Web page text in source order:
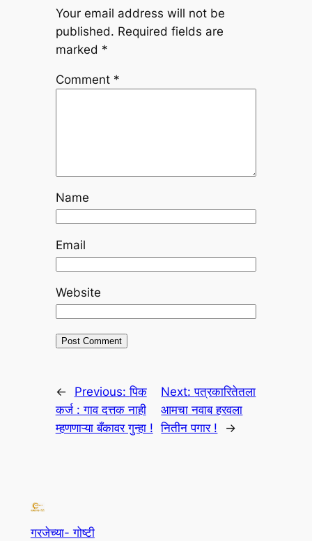
Your email address will not be
published. Required fields are
marked *
Comment *
Name
Email
Website
← Previous:पिक
कर्ज : गाव दत्तक नाही
म्हणणाऱ्या बँकावर गुन्हा !
Next:पत्रकारितेतला
आमचा नवाब हरवला
नितीन पगार !
→
गरजेच्या- गोष्टी